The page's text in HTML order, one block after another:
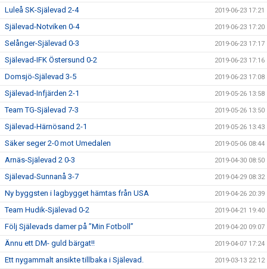
Luleå SK-Själevad 2-4 2019-06-23 17:21
Själevad-Notviken 0-4 2019-06-23 17:20
Selånger-Själevad 0-3 2019-06-23 17:17
Själevad-IFK Östersund 0-2 2019-06-23 17:16
Domsjö-Själevad 3-5 2019-06-23 17:08
Själevad-Infjärden 2-1 2019-05-26 13:58
Team TG-Själevad 7-3 2019-05-26 13:50
Själevad-Härnösand 2-1 2019-05-26 13:43
Säker seger 2-0 mot Umedalen 2019-05-06 08:44
Arnäs-Själevad 2 0-3 2019-04-30 08:50
Själevad-Sunnanå 3-7 2019-04-29 08:32
Ny byggsten i lagbygget hämtas från USA 2019-04-26 20:39
Team Hudik-Själevad 0-2 2019-04-21 19:40
Följ Själevads damer på ”Min Fotboll” 2019-04-20 09:07
Ännu ett DM- guld bärgat!! 2019-04-07 17:24
Ett nygammalt ansikte tillbaka i Själevad. 2019-03-13 22:12